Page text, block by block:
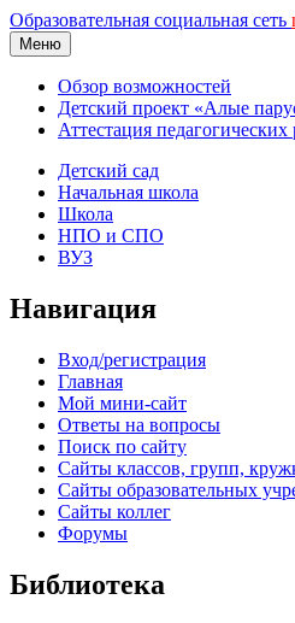
Образовательная социальная сеть
Меню
Обзор возможностей
Детский проект «Алые
Аттестация педагогических
Детский сад
Начальная школа
Школа
НПО и СПО
ВУЗ
Навигация
Вход/регистрация
Главная
Мой мини-сайт
Ответы на вопросы
Поиск по сайту
Сайты классов, групп,
Сайты образовательных
Сайты коллег
Форумы
Библиотека